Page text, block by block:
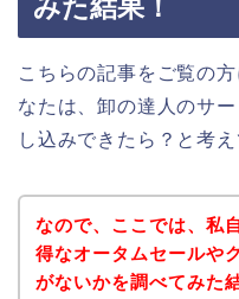
みた結果！
こちらの記事をご覧の
なたは、卸の達人のサ
し込みできたら？と考
なので、ここでは、私
得なオータムセールや
がないかを調べてみた